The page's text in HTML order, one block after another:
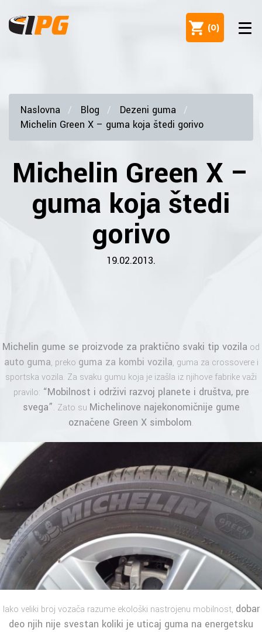
(0)
Naslovna Blog
Dezeni guma
Michelin Green X – guma koja štedi gorivo
Michelin Green X –
guma koja štedi
gorivo
19.02.2013.
Michelin gume se proizvode za praktično svaki tip vozila od
auto guma, preko guma za kombi vozila, guma za crossovere i
sportska vozila. Za svaku gumu koja je izašla iz njihove fabrike važi
pravilo: “Mobilnost i održivi razvoj planete i društva, pre
svega”. Zato su Michelinove najekonomičnije gume
označene Green X simbolom.
Iako veliki broj vozača razume ekološki nastrojenu mobilnost, dobar
deo njih nije svestan koliki je uticaj guma na energetsku